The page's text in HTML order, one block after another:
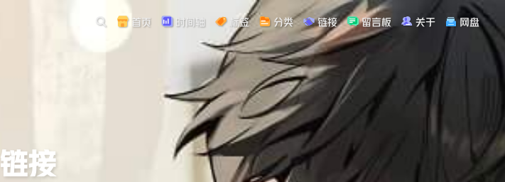
首页 时间轴 标签 分类 链接 留言板 关于 网盘
链接